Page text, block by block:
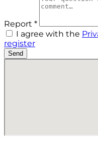
Report *
I agree with the
register
Send